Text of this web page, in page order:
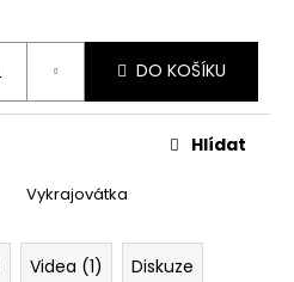
DO KOŠÍKU
Vykrajovátka
Hlídat
Videa (1) Diskuze